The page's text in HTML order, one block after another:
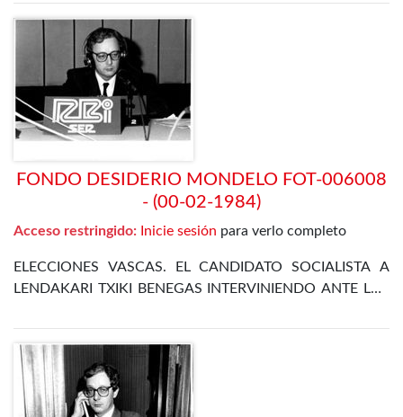
FONDO DESIDERIO MONDELO FOT-006008
- (00-02-1984)
Acceso restringido: Inicie sesión para verlo completo
ELECCIONES VASCAS. EL CANDIDATO SOCIALISTA A
LENDAKARI TXIKI BENEGAS INTERVINIENDO ANTE LOS
DURANTE LA CAMPAÑA ELECTORAL